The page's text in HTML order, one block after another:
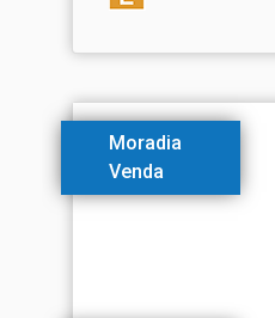
Moradia
Venda